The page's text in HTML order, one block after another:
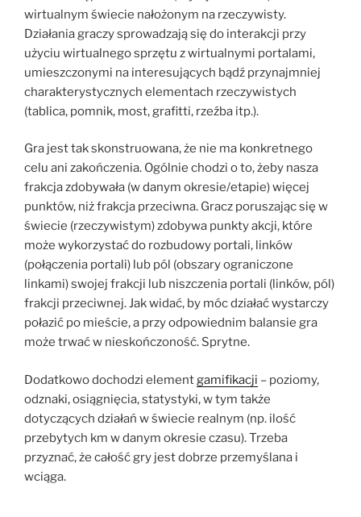
wirtualnym świecie nałożonym na rzeczywisty.
Działania graczy sprowadzają się do interakcji przy
użyciu wirtualnego sprzętu z wirtualnymi portalami,
umieszczonymi na interesujących bądź przynajmniej
charakterystycznych elementach rzeczywistych
(tablica, pomnik, most, grafitti, rzeźba itp.).
Gra jest tak skonstruowana, że nie ma konkretnego
celu ani zakończenia. Ogólnie chodzi o to, żeby nasza
frakcja zdobywała (w danym okresie/etapie) więcej
punktów, niż frakcja przeciwna. Gracz poruszając się w
świecie (rzeczywistym) zdobywa punkty akcji, które
może wykorzystać do rozbudowy portali, linków
(połączenia portali) lub pól (obszary ograniczone
linkami) swojej frakcji lub niszczenia portali (linków, pól)
frakcji przeciwnej. Jak widać, by móc działać wystarczy
połazić po mieście, a przy odpowiednim balansie gra
może trwać w nieskończoność. Sprytne.
Dodatkowo dochodzi elementgamifikacji – poziomy,
odznaki, osiągnięcia, statystyki, w tym także
dotyczących działań w świecie realnym (np. ilość
przebytych km w danym okresie czasu). Trzeba
przyznać, że całość gry jest dobrze przemyślana i
wciąga.